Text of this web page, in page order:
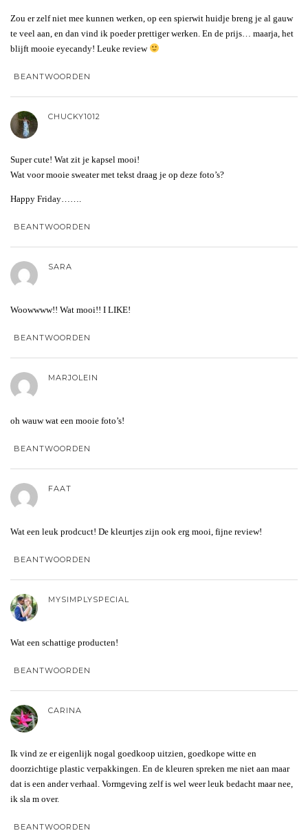
Zou er zelf niet mee kunnen werken, op een spierwit huidje breng je al gauw
te veel aan, en dan vind ik poeder prettiger werken. En de prijs… maarja, het
blijft mooie eyecandy! Leuke review
BEANTWOORDEN
CHUCKY1012
Super cute! Wat zit je kapsel mooi!
Wat voor mooie sweater met tekst draag je op deze foto’s?
Happy Friday…….
BEANTWOORDEN
SARA
Woowwww!! Wat mooi!! I LIKE!
BEANTWOORDEN
MARJOLEIN
oh wauw wat een mooie foto’s!
BEANTWOORDEN
FAAT
Wat een leuk prodcuct! De kleurtjes zijn ook erg mooi, fijne review!
BEANTWOORDEN
MYSIMPLYSPECIAL
Wat een schattige producten!
BEANTWOORDEN
CARINA
Ik vind ze er eigenlijk nogal goedkoop uitzien, goedkope witte en
doorzichtige plastic verpakkingen. En de kleuren spreken me niet aan maar
dat is een ander verhaal. Vormgeving zelf is wel weer leuk bedacht maar nee,
ik sla m over.
BEANTWOORDEN